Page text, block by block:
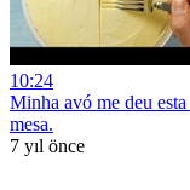
10:24
Minha avó me deu
mesa.
7 yıl önce